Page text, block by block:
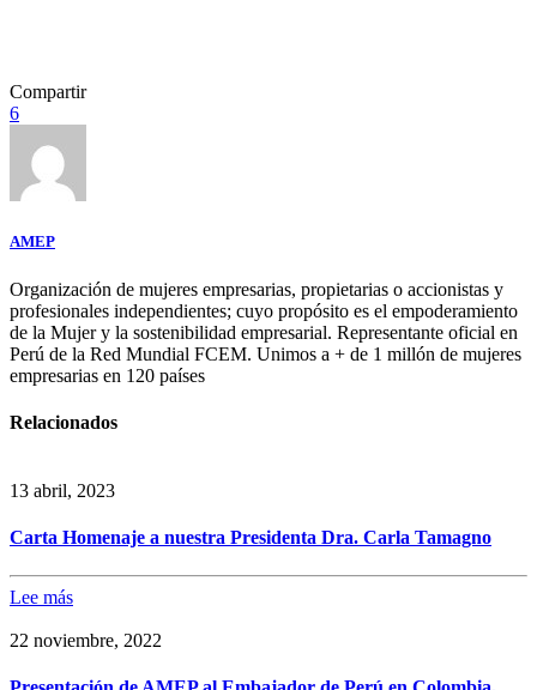
Compartir
6
AMEP
Organización de mujeres empresarias, propietarias o accionistas y
profesionales independientes; cuyo propósito es el empoderamiento
de la Mujer y la sostenibilidad empresarial. Representante oficial en
Perú de la Red Mundial FCEM. Unimos a + de 1 millón de mujeres
empresarias en 120 países
Relacionados
13 abril, 2023
Carta Homenaje a nuestra Presidenta Dra. Carla Tamagno
Lee más
22 noviembre, 2022